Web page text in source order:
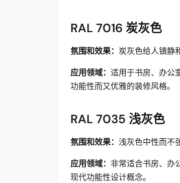
RAL 7016 炭灰色
氛围和效果： 炭灰色给人镇静
应用领域： 适用于书房、办公
功能性而又优雅的装修风格。
RAL 7035 浅灰色
氛围和效果： 浅灰色中性而不
应用领域： 非常适合书房、办
现代功能性设计概念。